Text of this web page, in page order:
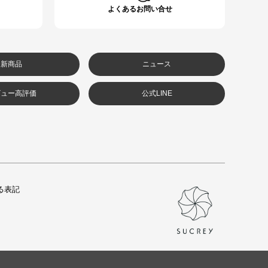
よくあるお問い合せ
新商品 ニュース
ー高評価 公式LINE
表記